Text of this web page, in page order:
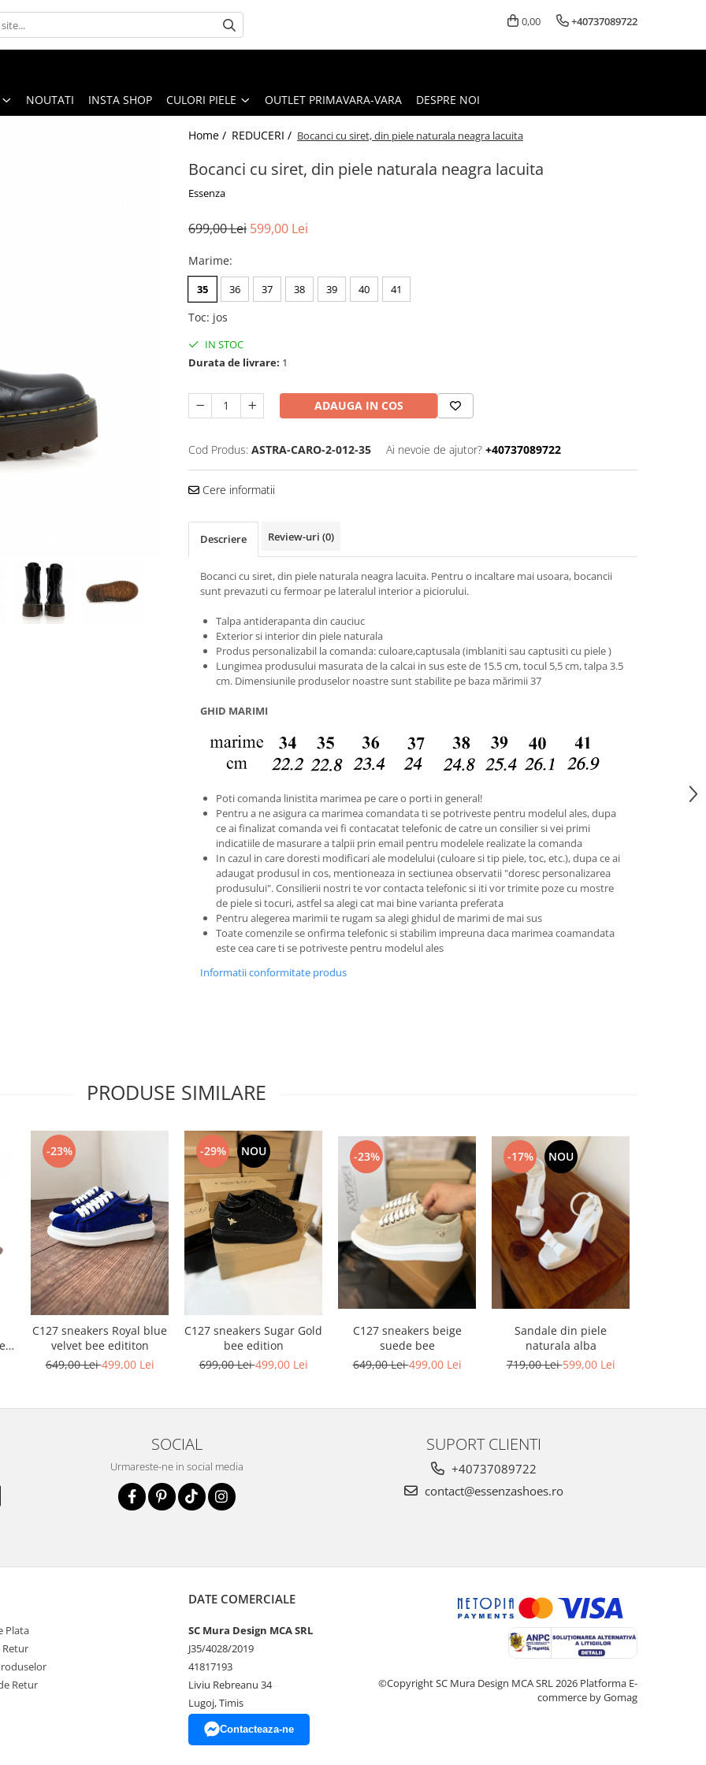
0,00 +40737089722
NOUTATI INSTA SHOP CULORI PIELE OUTLET PRIMAVARA-VARA DESPRE NOI
Home / REDUCERI / Bocanci cu siret, din piele naturala neagra lacuita
Bocanci cu siret, din piele naturala neagra lacuita
Essenza
699,00 Lei 599,00 Lei
Marime:
35 36 37 38 39 40 41
Toc: jos
IN STOC
Durata de livrare: 1
ADAUGA IN COS
Cod Produs: ASTRA-CARO-2-012-35 Ai nevoie de ajutor? +40737089722
Cere informatii
Descriere Review-uri (0)
Bocanci cu siret, din piele naturala neagra lacuita. Pentru o incaltare mai usoara, bocancii
sunt prevazuti cu fermoar pe lateralul interior a piciorului.
Talpa antiderapanta din cauciuc
Exterior si interior din piele naturala
Produs personalizabil la comanda: culoare,captusala (imblaniti sau captusiti cu piele )
Lungimea produsului masurata de la calcai in sus este de 15.5 cm, tocul 5,5 cm, talpa 3.5
cm. Dimensiunile produselor noastre sunt stabilite pe baza mărimii 37
GHID MARIMI
Poti comanda linistita marimea pe care o porti in general!
Pentru a ne asigura ca marimea comandata ti se potriveste pentru modelul ales, dupa
ce ai finalizat comanda vei fi contacatat telefonic de catre un consilier si vei primi
indicatiile de masurare a talpii prin email pentru modelele realizate la comanda
In cazul in care doresti modificari ale modelului (culoare si tip piele, toc, etc.), dupa ce ai
adaugat produsul in cos, mentioneaza in sectiunea observatii "doresc personalizarea
produsului". Consilierii nostri te vor contacta telefonic si iti vor trimite poze cu mostre
de piele si tocuri, astfel sa alegi cat mai bine varianta preferata
Pentru alegerea marimii te rugam sa alegi ghidul de marimi de mai sus
Toate comenzile se onfirma telefonic si stabilim impreuna daca marimea coamandata
este cea care ti se potriveste pentru modelul ales
Informatii conformitate produs
PRODUSE SIMILARE
-23%
C127 sneakers Royal blue
velvet bee edititon
649,00 Lei499,00 Lei
-29% NOU
C127 sneakers Sugar Gold
bee edition
699,00 Lei499,00 Lei
-23%
C127 sneakers beige
suede bee
649,00 Lei499,00 Lei
-17% NOU
Sandale din piele
naturala alba
719,00 Lei599,00 Lei
SOCIAL
Urmareste-ne in social media
SUPORT CLIENTI
+40737089722
contact@essenzashoes.ro
Plata
Retur
Retur
DATE COMERCIALE
SC Mura Design MCA SRL
J35/4028/2019
41817193
Liviu Rebreanu 34
Lugoj, Timis
Contacteaza-ne
©Copyright SC Mura Design MCA SRL 2026 Platforma E-
commerce by Gomag